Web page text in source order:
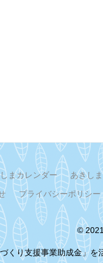
まカレンダー
あきし
プライバシーポリシー
© 2021
くり支援事業助成金」を